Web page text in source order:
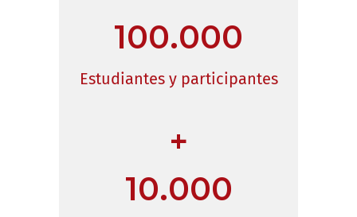
100.000
Estudiantes y participantes
+
10.000